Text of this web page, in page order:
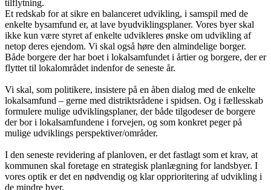
tilflytning.
Et redskab for at sikre en balanceret udvikling, i samspil med de
enkelte bysamfund er, at lave byudviklingsplaner. Vores byer skal
ikke kun være styret af enkelte udvikleres ønske om udvikling af
netop deres ejendom. Vi skal også høre den almindelige borger.
Både borgere der har boet i lokalsamfundet i årtier og borgere, der er
flyttet til lokalområdet indenfor de seneste år.
Vi skal, som politikere, insistere på en åben dialog med de enkelte
lokalsamfund – gerne med distriktsrådene i spidsen. Og i fællesskab
formulere mulige udviklingsplaner, der både tilgodeser de borgere
der bor i lokalsamfundene i forvejen, og som konkret peger på
mulige udviklings perspektiver/områder.
I den seneste revidering af planloven, er det fastlagt som et krav, at
kommunen skal foretage en strategisk planlægning for landsbyer. I
vores optik er det en nødvendig og klar opprioritering af udvikling i
de mindre byer.